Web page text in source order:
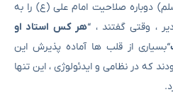
دوباره صلاحیت امام علی (ع) را به
، وقتی گفتند ، “هر کس استاد او
“بسیاری از قلب ها آماده پذیرش این
که در نظامی و ایدئولوژی ، این تنها